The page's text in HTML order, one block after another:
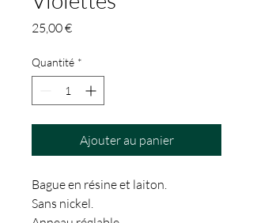
25,00 €Prix
Quantité *
Ajouter au panier
Bague en résine et laiton.
Sans nickel.